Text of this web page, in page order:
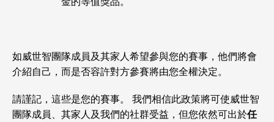
如威世智團隊成員及其家人希望參與您的賽事，他們將會
介紹自己，而是否容許對方參賽將由您全權決定。
請謹記，這些是您的賽事。 我們相信此政策將可使威世智
團隊成員、其家人及我們的社群受益，但您依然可出於任